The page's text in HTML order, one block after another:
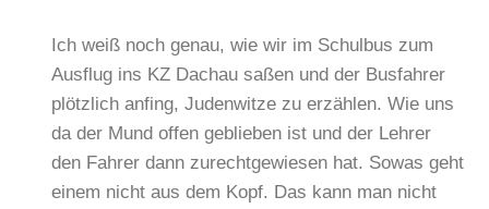
Ich weiß noch genau, wie wir im Schulbus zum
Ausflug ins KZ Dachau saßen und der Busfahrer
plötzlich anfing, Judenwitze zu erzählen. Wie uns
da der Mund offen geblieben ist und der Lehrer
den Fahrer dann zurechtgewiesen hat. Sowas geht
einem nicht aus dem Kopf. Das kann man nicht